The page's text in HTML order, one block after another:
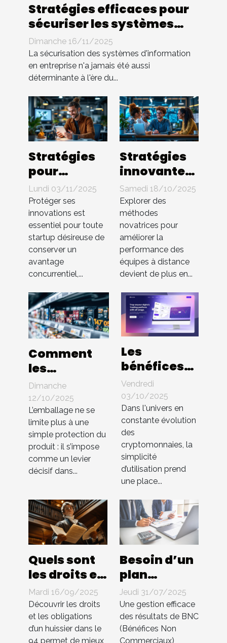
Stratégies efficaces pour
sécuriser les systèmes
d'information en
entreprise
Dimanche 16/11/2025
La sécurisation des systèmes d'information
en entreprise n'a jamais été aussi
déterminante à l'ère du...
Stratégies
pour
protéger les
innovations
en startup
sans brevet
Lundi 03/11/2025
Protéger ses
innovations est
essentiel pour toute
startup désireuse de
conserver un
avantage
concurrentiel,...
Stratégies
innovantes
pour
booster
l'efficacité
des équipes
à distance
Samedi 18/10/2025
Explorer des
méthodes
novatrices pour
améliorer la
performance des
équipes à distance
devient de plus en...
Comment
les
innovations
en
packaging
influencent-
elles les
ventes ?
Dimanche
12/10/2025
L’emballage ne se
limite plus à une
simple protection du
produit : il s’impose
comme un levier
décisif dans...
Les
bénéfices
d'une
interface
utilisateur
intuitive
dans les
échanges
de cryptos
Vendredi
03/10/2025
Dans l'univers en
constante évolution
des
cryptomonnaies, la
simplicité
d’utilisation prend
une place...
Quels sont
les droits et
les
obligations
d'un
huissier
Mardi 16/09/2025
Découvrir les droits
et les obligations
d’un huissier dans le
94 permet de mieux
Besoin d’un
plan
comptable
pour BNC ?
Compta 4
You
Jeudi 31/07/2025
Une gestion efficace
des résultats de BNC
(Bénéfices Non
Commerciaux)